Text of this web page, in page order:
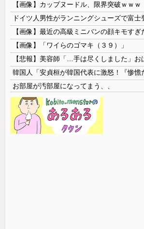
【画像】カップヌードル、限界突破ｗｗｗ
【画像】最近の高級ミニバンの顔キモすぎ
【画像】「ワイらのゴマキ（３９）」
【悲報】美容師「…手は尽くしました」
お部屋が汚部屋になってまう、、